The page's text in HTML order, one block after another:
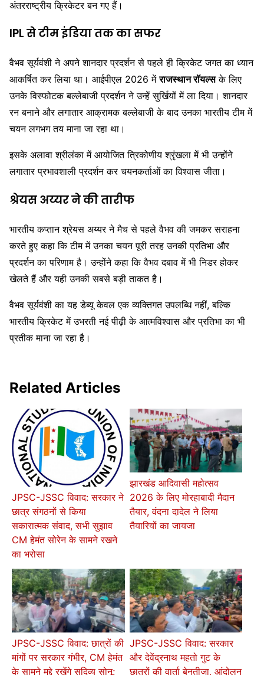
अंतरराष्ट्रीय क्रिकेटर बन गए हैं।
IPL से टीम इंडिया तक का सफर
वैभव सूर्यवंशी ने अपने शानदार प्रदर्शन से पहले ही क्रिकेट जगत का ध्यान
आकर्षित कर लिया था। आईपीएल 2026 मेंराजस्थान रॉयल्सके लिए
उनके विस्फोटक बल्लेबाजी प्रदर्शन ने उन्हें सुर्खियों में ला दिया। शानदार
रन बनाने और लगातार आक्रामक बल्लेबाजी के बाद उनका भारतीय टीम में
चयन लगभग तय माना जा रहा था।
इसके अलावा श्रीलंका में आयोजित त्रिकोणीय श्रृंखला में भी उन्होंने
लगातार प्रभावशाली प्रदर्शन कर चयनकर्ताओं का विश्वास जीता।
श्रेयस अय्यर ने की तारीफ
भारतीय कप्तानश्रेयस अय्यरने मैच से पहले वैभव की जमकर सराहना
करते हुए कहा कि टीम में उनका चयन पूरी तरह उनकी प्रतिभा और
प्रदर्शन का परिणाम है। उन्होंने कहा कि वैभव दबाव में भी निडर होकर
खेलते हैं और यही उनकी सबसे बड़ी ताकत है।
वैभव सूर्यवंशी का यह डेब्यू केवल एक व्यक्तिगत उपलब्धि नहीं, बल्कि
भारतीय क्रिकेट में उभरती नई पीढ़ी के आत्मविश्वास और प्रतिभा का भी
प्रतीक माना जा रहा है।
Related Articles
JPSC-JSSC विवाद: सरकार ने
छात्र संगठनों से किया
सकारात्मक संवाद, सभी सुझाव
CM हेमंत सोरेन के सामने रखने
का भरोसा
झारखंड आदिवासी महोत्सव
2026 के लिए मोरहाबादी मैदान
तैयार, वंदना दादेल ने लिया
तैयारियों का जायजा
JPSC-JSSC विवाद: छात्रों की
मांगों पर सरकार गंभीर, CM हेमंत
के सामने मुद्दे रखेंगे सुदिव्य सोनू;
JPSC-JSSC विवाद: सरकार
और देवेंद्रनाथ महतो गुट के
छात्रों की वार्ता बेनतीजा, आंदोलन